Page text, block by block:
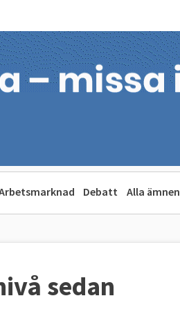
Debatt Alla ämnen
sedan